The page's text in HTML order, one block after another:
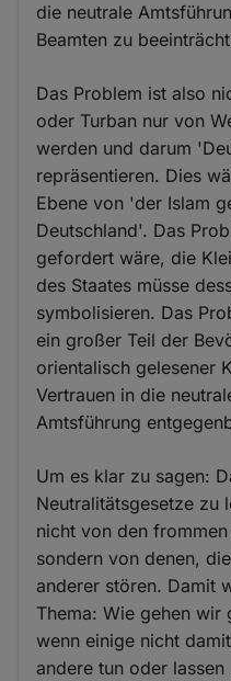
die neutrale
Beamten zu
Das Problem ist also
oder Turban nur von
werden und darum
repräsentieren. Dies
Ebene von 'der Islam
Deutschland'. Das
gefordert wäre, die
des Staates müsse
symbolisieren. Das
ein großer Teil der
orientalisch gelesener
Vertrauen in die
Amtsführung
Um es klar zu sagen:
Neutralitätsgesetze zu
nicht von den
sondern von denen,
anderer stören. Damit
Thema: Wie gehen wir
wenn einige nicht
andere tun oder lassen